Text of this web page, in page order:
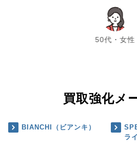
50代・女性
chevron_left chevron_right
買取強化メ
BIANCHI（ビアンキ）
ラ